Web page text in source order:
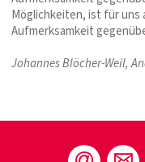
Möglichkeiten, ist für uns
Aufmerksamkeit
Johannes Blöcher-Weil,